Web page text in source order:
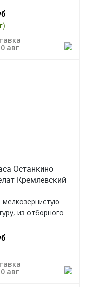
авг
Останкино
Кремлевский
мелкозернистую
из отборного
на буковой щепе
авг